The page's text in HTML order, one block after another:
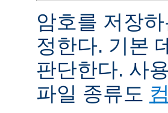
암호를 저장
정한다. 기본
판단한다. 사
파일 종류도